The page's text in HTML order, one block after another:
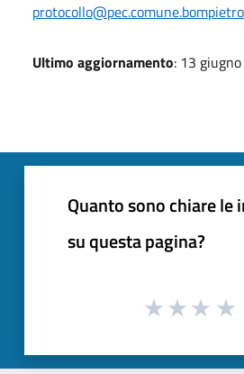
Ultimo aggiornamento: 13
Quanto sono chiare le
su questa pagina?